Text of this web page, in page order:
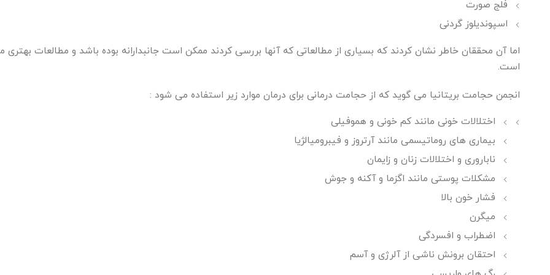
فلج صورت
اسپوندیلوز گردنی
اما آن محققان خاطر نشان کردند که بسیاری از مطالعاتی که آنها بررسی کردند ممکن است جانبدارانه بوده باشد و مطالعات بهتری
است.
انجمن حجامت بریتانیا می گوید که از حجامت درمانی برای درمان موارد زیر استفاده می شود :
اختلالات خونی مانند کم خونی و هموفیلی
بیماری های روماتیسمی مانند آرتروز و فیبرومیالژیا
ناباروری و اختلالات زنان و زایمان
مشکلات پوستی مانند اگزما و آکنه و جوش
فشار خون بالا
میگرن
اضطراب و افسردگی
احتقان برونش ناشی از آلرژی و آسم